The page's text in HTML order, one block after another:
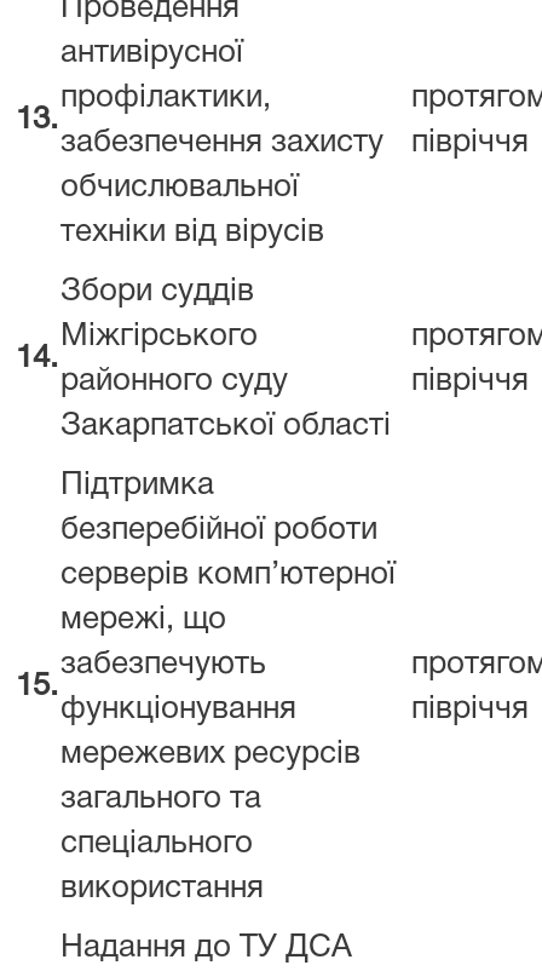
13.
Проведення
антивірусної
профілактики,
забезпечення захисту
обчислювальної
техніки від вірусів
півріччя
14.
Збори суддів
Міжгірського
районного суду
Закарпатської області
півріччя
15.
Підтримка
безперебійної роботи
серверів комп’ютерної
мережі, що
забезпечують
функціонування
мережевих ресурсів
загального та
спеціального
використання
півріччя
Надання до ТУ ДСА